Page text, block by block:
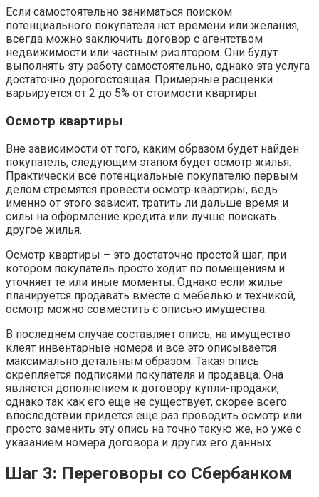
Если самостоятельно заниматься поиском
потенциального покупателя нет времени или желания,
всегда можно заключить договор с агентством
недвижимости или частным риэлтором. Они будут
выполнять эту работу самостоятельно, однако эта услуга
достаточно дорогостоящая. Примерные расценки
варьируется от 2 до 5% от стоимости квартиры.
Осмотр квартиры
Вне зависимости от того, каким образом будет найден
покупатель, следующим этапом будет осмотр жилья.
Практически все потенциальные покупателю первым
делом стремятся провести осмотр квартиры, ведь
именно от этого зависит, тратить ли дальше время и
силы на оформление кредита или лучше поискать
другое жилья.
Осмотр квартиры – это достаточно простой шаг, при
котором покупатель просто ходит по помещениям и
уточняет те или иные моменты. Однако если жилье
планируется продавать вместе с мебелью и техникой,
осмотр можно совместить с описью имущества.
В последнем случае составляет опись, на имущество
клеят инвентарные номера и все это описывается
максимально детальным образом. Такая опись
скрепляется подписями покупателя и продавца. Она
является дополнением к договору купли-продажи,
однако так как его еще не существует, скорее всего
впоследствии придется еще раз проводить осмотр или
просто заменить эту опись на точно такую же, но уже с
указанием номера договора и других его данных.
Шаг 3: Переговоры со Сбербанком